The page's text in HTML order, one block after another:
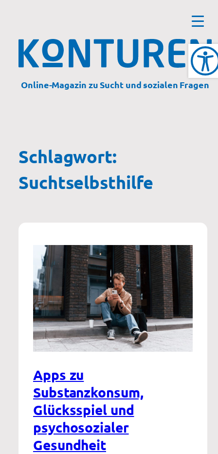
Online-Magazin zu Sucht und sozialen Fragen
Schlagwort:
Suchtselbsthilfe
Apps zu
Substanzkonsum,
Glücksspiel und
psychosozialer
Gesundheit